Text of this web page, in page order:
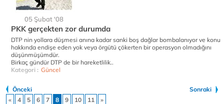
05 Şubat '08
PKK gerçekten zor durumda
DTP nin yollara düşmesi anına kadar sanki boş dağlar bombalanıyor ve konu
hakkında endişe eden yok veya örgütü çökerten bir operasyon olmadığını
düşünmüşümdür.
Birkaç gündür DTP de bir hareketlilik..
Kategori : Güncel
Önceki
Sonraki
«
4 5 6 7 8 9 10 11 »